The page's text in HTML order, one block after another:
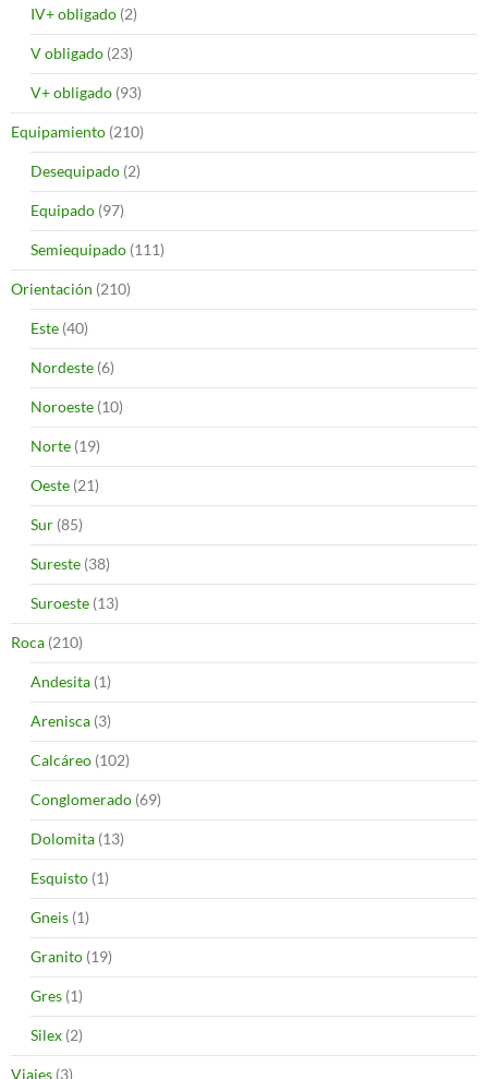
IV+ obligado (2)
V obligado (23)
V+ obligado (93)
Equipamiento (210)
Desequipado (2)
Equipado (97)
Semiequipado (111)
Orientación (210)
Este (40)
Nordeste (6)
Noroeste (10)
Norte (19)
Oeste (21)
Sur (85)
Sureste (38)
Suroeste (13)
Roca (210)
Andesita (1)
Arenisca (3)
Calcáreo (102)
Conglomerado (69)
Dolomita (13)
Esquisto (1)
Gneis (1)
Granito (19)
Gres (1)
Silex (2)
Viajes (3)